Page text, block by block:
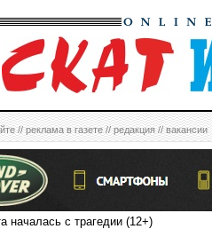
//реклама в газете//редакция//вакансии
началась с трагедии (12+)